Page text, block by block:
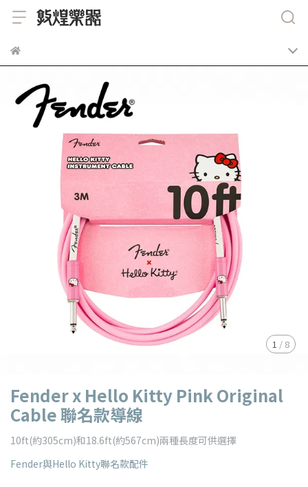
1 / 8
Fender x Hello Kitty Pink Original
Cable 聯名款導線
10ft(約305cm)和18.6ft(約567cm)兩種長度可供選擇
Fender與Hello Kitty聯名款配件